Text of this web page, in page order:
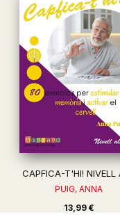
CAPFICA-T'HI! NIVELL
PUIG, ANNA
13,99 €